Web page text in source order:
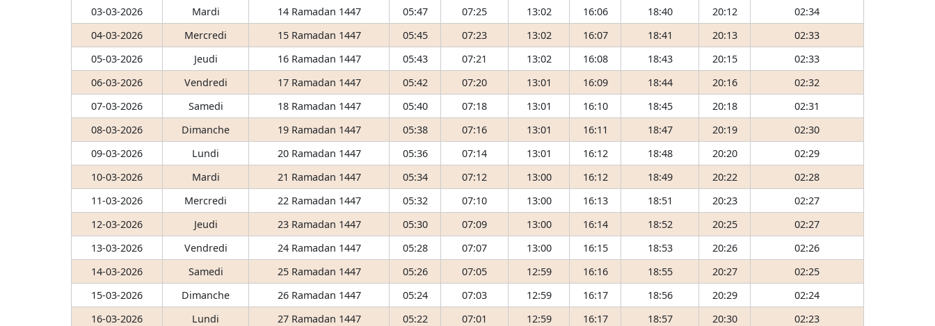
03-03-2026
Mardi 14 Ramadan 1447 05:47 07:25 13:02 16:06 18:40 20:12
02:34
04-03-2026
Mercredi 15 Ramadan 1447 05:45 07:23 13:02 16:07 18:41 20:13
02:33
05-03-2026
Jeudi 16 Ramadan 1447 05:43 07:21 13:02 16:08 18:43 20:15
02:33
06-03-2026
Vendredi 17 Ramadan 1447 05:42 07:20 13:01 16:09 18:44 20:16
02:32
07-03-2026
Samedi 18 Ramadan 1447 05:40 07:18 13:01 16:10 18:45 20:18
02:31
08-03-2026
Dimanche 19 Ramadan 1447 05:38 07:16 13:01 16:11 18:47 20:19
02:30
09-03-2026
Lundi 20 Ramadan 1447 05:36 07:14 13:01 16:12 18:48 20:20
02:29
10-03-2026
Mardi 21 Ramadan 1447 05:34 07:12 13:00 16:12 18:49 20:22
02:28
11-03-2026
Mercredi 22 Ramadan 1447 05:32 07:10 13:00 16:13 18:51 20:23
02:27
12-03-2026
Jeudi 23 Ramadan 1447 05:30 07:09 13:00 16:14 18:52 20:25
02:27
13-03-2026
Vendredi 24 Ramadan 1447 05:28 07:07 13:00 16:15 18:53 20:26
02:26
14-03-2026
Samedi 25 Ramadan 1447 05:26 07:05 12:59 16:16 18:55 20:27
02:25
15-03-2026
Dimanche 26 Ramadan 1447 05:24 07:03 12:59 16:17 18:56 20:29
02:24
16-03-2026
Lundi 27 Ramadan 1447 05:22 07:01 12:59 16:17 18:57 20:30
02:23